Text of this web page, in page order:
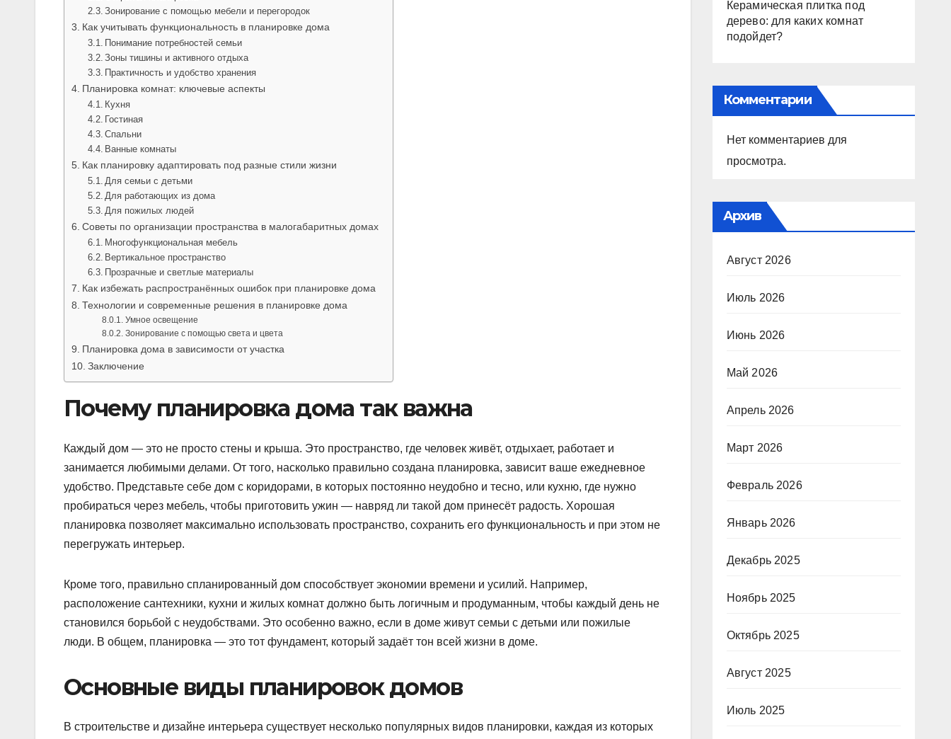
Зонирование с помощью мебели и перегородок
Как учитывать функциональность в планировке дома
Понимание потребностей семьи
Зоны тишины и активного отдыха
Практичность и удобство хранения
Планировка комнат: ключевые аспекты
Кухня
Гостиная
Спальни
Ванные комнаты
Как планировку адаптировать под разные стили жизни
Для семьи с детьми
Для работающих из дома
Для пожилых людей
Советы по организации пространства в малогабаритных домах
Многофункциональная мебель
Вертикальное пространство
Прозрачные и светлые материалы
Как избежать распространённых ошибок при планировке дома
Технологии и современные решения в планировке дома
Умное освещение
Зонирование с помощью света и цвета
Планировка дома в зависимости от участка
Заключение
Почему планировка дома так важна
Каждый дом — это не просто стены и крыша. Это пространство, где человек живёт, отдыхает, работает и
занимается любимыми делами. От того, насколько правильно создана планировка, зависит ваше ежедневное
удобство. Представьте себе дом с коридорами, в которых постоянно неудобно и тесно, или кухню, где нужно
пробираться через мебель, чтобы приготовить ужин — навряд ли такой дом принесёт радость. Хорошая
планировка позволяет максимально использовать пространство, сохранить его функциональность и при этом не
перегружать интерьер.
Кроме того, правильно спланированный дом способствует экономии времени и усилий. Например,
расположение сантехники, кухни и жилых комнат должно быть логичным и продуманным, чтобы каждый день не
становился борьбой с неудобствами. Это особенно важно, если в доме живут семьи с детьми или пожилые
люди. В общем, планировка — это тот фундамент, который задаёт тон всей жизни в доме.
Основные виды планировок домов
В строительстве и дизайне интерьера существует несколько популярных видов планировки, каждая из которых
Керамическая плитка под
дерево: для каких комнат
подойдет?
Комментарии
Нет комментариев для
просмотра.
Архив
Август 2026
Июль 2026
Июнь 2026
Май 2026
Апрель 2026
Март 2026
Февраль 2026
Январь 2026
Декабрь 2025
Ноябрь 2025
Октябрь 2025
Август 2025
Июль 2025